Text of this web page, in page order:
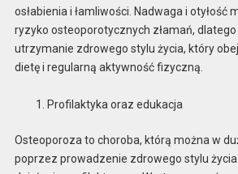
osłabienia i łamliwości. Nadwaga i otyłość
ryzyko osteoporotycznych złamań,
utrzymanie zdrowego stylu życia, który
dietę i regularną aktywność fizyczną.
Profilaktyka oraz edukacja
Osteoporoza to choroba, którą można w
poprzez prowadzenie zdrowego stylu